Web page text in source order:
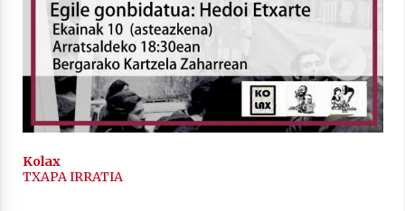
Arrosaren IX. Topaketak – Mila
esker guztioi!
Kolax
TXAPA IRRATIA